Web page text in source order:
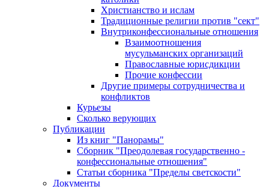
Христианство и ислам
Традиционные религии против "сект"
Внутриконфессиональные отношения
Взаимоотношения
мусульманских организаций
Православные юрисдикции
Прочие конфессии
Другие примеры сотрудничества и
конфликтов
Курьезы
Сколько верующих
Публикации
Из книг "Панорамы"
Сборник "Преодолевая государственно -
конфессиональные отношения"
Статьи сборника "Пределы светскости"
Документы